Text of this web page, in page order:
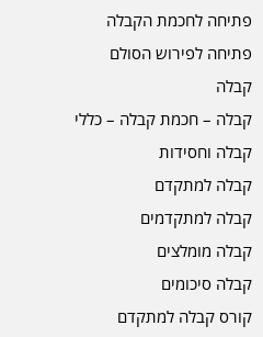
פתיחה לחכמת הקבלה
פתיחה לפירוש הסולם
קבלה
קבלה – חכמת קבלה – כללי
קבלה וחסידות
קבלה למתקדם
קבלה למתקדמים
קבלה מומלצים
קבלה סיכומים
קורס קבלה למתקדם